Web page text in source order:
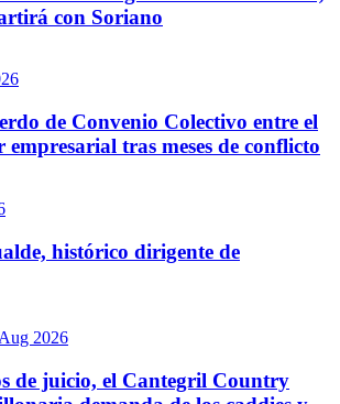
con Soriano
de Convenio Colectivo entre el
empresarial tras meses de conflicto
histórico dirigente de
2026
de juicio, el Cantegril Country